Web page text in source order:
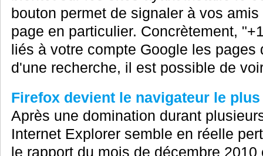
bouton permet de signaler à vos
page en particulier. Concrètement,
liés à votre compte Google les pages
d'une recherche, il est possible de
Firefox devient le navigateur le
Après une domination durant
Internet Explorer semble en réelle
le rapport du mois de décembre